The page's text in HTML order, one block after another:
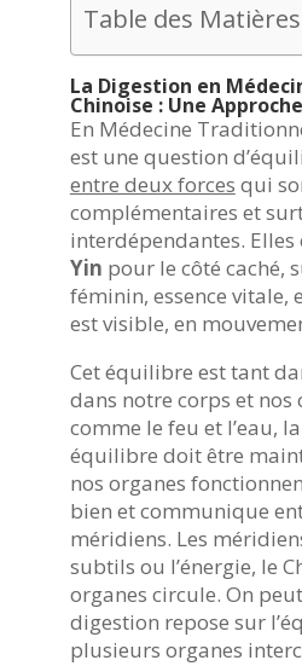
Table des Matières
La Digestion en
Chinoise : Une
En Médecine
est une question
entre deux forces qui
complémentaires et
interdépendantes. Elles
Yin pour le côté caché,
féminin, essence vitale,
est visible, en
Cet équilibre est tant
dans notre corps et nos
comme le feu et l’eau,
équilibre doit être
nos organes
bien et communique
méridiens. Les
subtils ou l’énergie, le
organes circule. On
digestion repose sur
plusieurs organes